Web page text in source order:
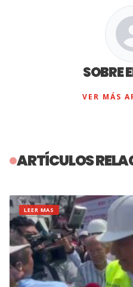
SOBRE
VER MÁS
ARTÍCULOS
LEER MAS